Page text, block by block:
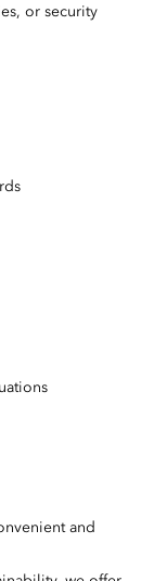
or security
and